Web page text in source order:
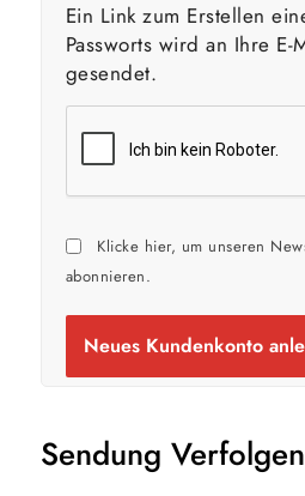
Ein Link zum Erstellen
Passworts wird an Ihre E-
gesendet.
Klicke hier, um unseren
abonnieren.
Neues Kundenkonto
Sendung Verfolgen